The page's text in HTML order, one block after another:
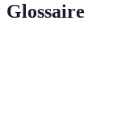
Glossaire